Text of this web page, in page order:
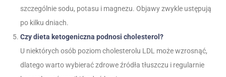
szczególnie sodu, potasu i magnezu. Objawy zwykle ustępują
po kilku dniach.
Czy dieta ketogeniczna podnosi cholesterol?
U niektórych osób poziom cholesterolu LDL może wzrosnąć,
dlatego warto wybierać zdrowe źródła tłuszczu i regularnie